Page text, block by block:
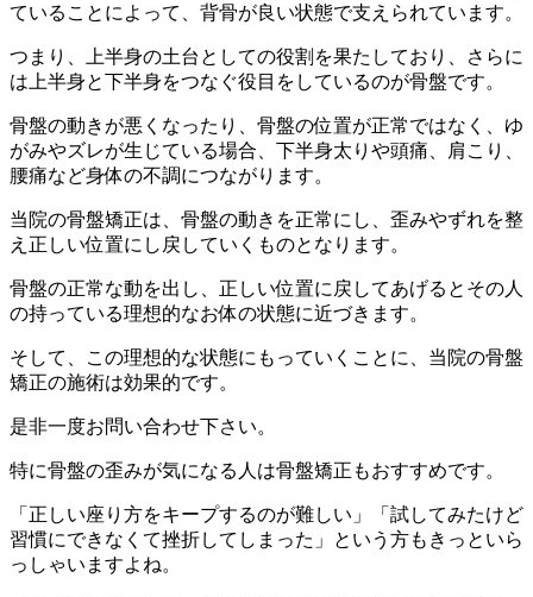
ていることによって、背骨が良い状態で支えられています。
つまり、上半身の土台としての役割を果たしており、さらに
は上半身と下半身をつなぐ役目をしているのが骨盤です。
骨盤の動きが悪くなったり、骨盤の位置が正常ではなく、ゆ
がみやズレが生じている場合、下半身太りや頭痛、肩こり、
腰痛など身体の不調につながります。
当院の骨盤矯正は、骨盤の動きを正常にし、歪みやずれを整
え正しい位置にし戻していくものとなります。
骨盤の正常な動を出し、正しい位置に戻してあげるとその人
の持っている理想的なお体の状態に近づきます。
そして、この理想的な状態にもっていくことに、当院の骨盤
矯正の施術は効果的です。
是非一度お問い合わせ下さい。
特に骨盤の歪みが気になる人は骨盤矯正もおすすめです。
「正しい座り方をキープするのが難しい」「試してみたけど
習慣にできなくて挫折してしまった」という方もきっといら
っしゃいますよね。